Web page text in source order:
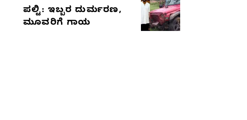
ಪಲ್ಟಿ: ಇಬ್ಬರ ದುರ್ಮರಣ,
ಮೂವರಿಗೆ ಗಾಯ